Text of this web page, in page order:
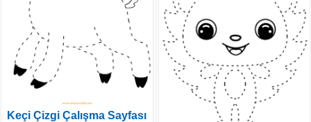
Keçi Çizgi Çalışma Sayfası